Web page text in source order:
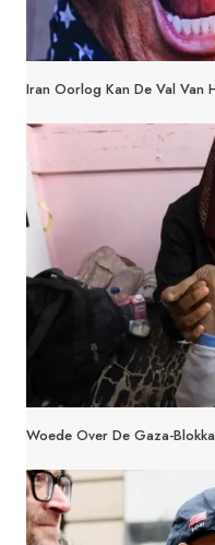
Iran Oorlog Kan De Val Van
Woede Over De Gaza-